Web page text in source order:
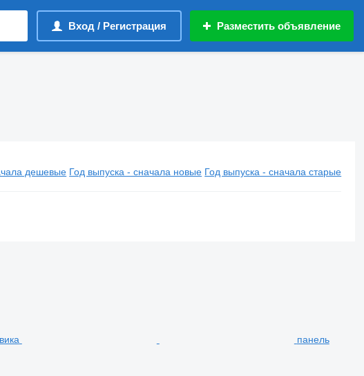
Вход / Регистрация Разместить объявление
дешевые Год выпуска - сначала новые Год выпуска - сначала старые
панель